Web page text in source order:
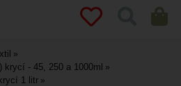
krycí - 45, 250 a 1000ml
1 litr